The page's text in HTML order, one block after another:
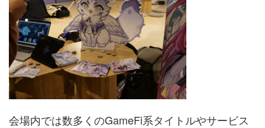
会場内では数多くのGameFi系タイトルやサービス